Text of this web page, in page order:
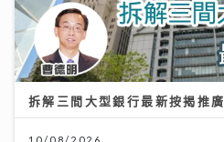
拆解三間大型銀行最新按揭推廣
10/08/2026